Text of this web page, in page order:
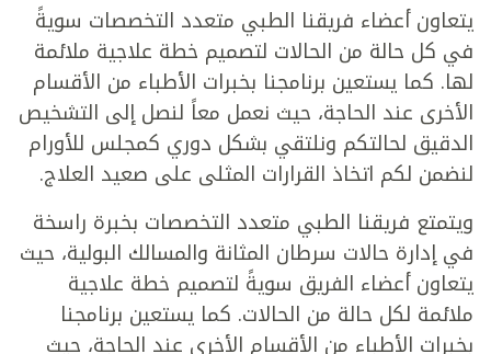
يتعاون أعضاء فريقنا الطبي متعدد التخصصات سويةً
في كل حالة من الحالات لتصميم خطة علاجية ملائمة
لها. كما يستعين برنامجنا بخبرات الأطباء من الأقسام
الأخرى عند الحاجة، حيث نعمل معاً لنصل إلى التشخيص
الدقيق لحالتكم ونلتقي بشكل دوري كمجلس للأورام
لنضمن لكم اتخاذ القرارات المثلى على صعيد العلاج.
ويتمتع فريقنا الطبي متعدد التخصصات بخبرة راسخة
في إدارة حالات سرطان المثانة والمسالك البولية، حيث
يتعاون أعضاء الفريق سويةً لتصميم خطة علاجية
ملائمة لكل حالة من الحالات. كما يستعين برنامجنا
بخبرات الأطباء من الأقسام الأخرى عند الحاجة، حيث